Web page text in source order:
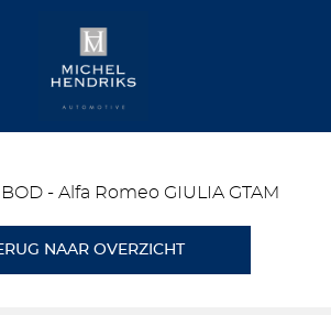
- Alfa Romeo GIULIA GTAM
NAAR OVERZICHT